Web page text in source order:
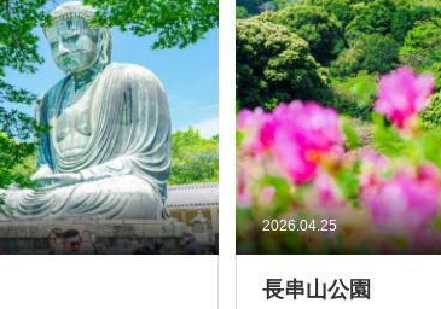
2026.04.25
長串山公園